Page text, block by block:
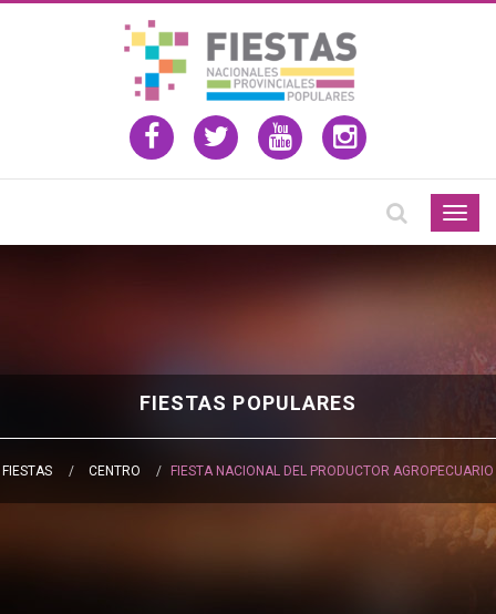
FIESTAS POPULARES
FIESTAS CENTRO FIESTA NACIONAL DEL PRODUCTOR AGROPECUARIO